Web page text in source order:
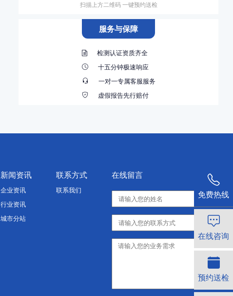
免费热线
在线咨询
预约送检
扫描上方二维码 一键预约送检
服务与保障
检测认证资质齐全
十五分钟极速响应
一对一专属客服服务
虚假报告先行赔付
新闻资讯
企业资讯
行业资讯
城市分站
联系方式
联系我们
在线留言